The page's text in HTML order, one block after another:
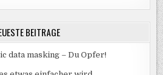
BEITRÄGE
data masking – Du Opfer!